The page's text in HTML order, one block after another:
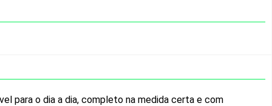
para o dia a dia, completo na medida certa e com